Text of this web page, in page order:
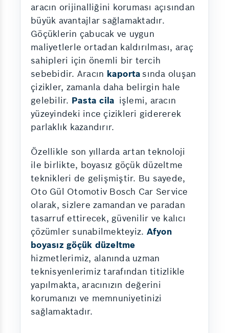
aracın orijinalliğini koruması açısından
büyük avantajlar sağlamaktadır.
Göçüklerin çabucak ve uygun
maliyetlerle ortadan kaldırılması, araç
sahipleri için önemli bir tercih
sebebidir. Aracın kaporta sında oluşan
çizikler, zamanla daha belirgin hale
gelebilir. Pasta cila işlemi, aracın
yüzeyindeki ince çizikleri gidererek
parlaklık kazandırır.
Özellikle son yıllarda artan teknoloji
ile birlikte, boyasız göçük düzeltme
teknikleri de gelişmiştir. Bu sayede,
Oto Gül Otomotiv Bosch Car Service
olarak, sizlere zamandan ve paradan
tasarruf ettirecek, güvenilir ve kalıcı
çözümler sunabilmekteyiz. Afyon
boyasız göçük düzeltme
hizmetlerimiz, alanında uzman
teknisyenlerimiz tarafından titizlikle
yapılmakta, aracınızın değerini
korumanızı ve memnuniyetinizi
sağlamaktadır.